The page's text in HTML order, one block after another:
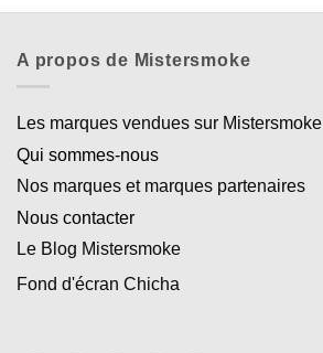
A propos de Mistersmoke
Les marques vendues sur Mistersmoke
Qui sommes-nous
Nos marques et marques partenaires
Nous contacter
Le Blog Mistersmoke
Fond d'écran Chicha